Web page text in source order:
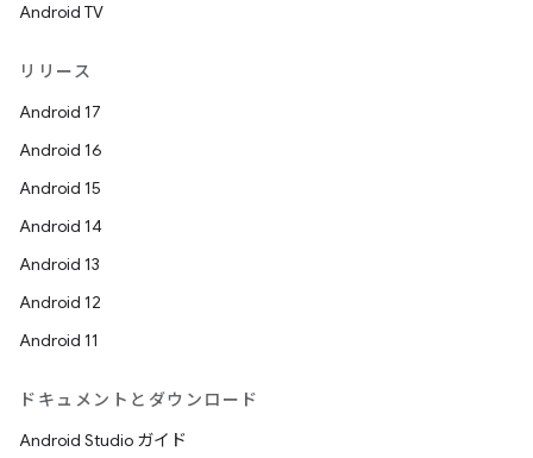
Android TV
リリース
Android 17
Android 16
Android 15
Android 14
Android 13
Android 12
Android 11
ドキュメントとダウンロード
Android Studio ガイド